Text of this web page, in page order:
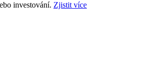
investování. Zjistit více